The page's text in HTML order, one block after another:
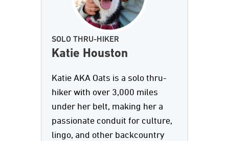
SOLO THRU-HIKER
Katie Houston
Katie AKA Oats is a solo thru-
hiker with over 3,000 miles
under her belt, making her a
passionate conduit for culture,
lingo, and other backcountry